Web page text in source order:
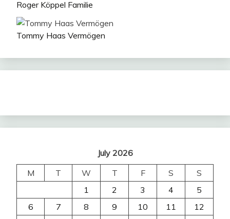
Roger Köppel Familie
Tommy Haas Vermögen
July 2026
M
T W T F S
S
1
2 3 4
5
6
7 8 9 10 11
12